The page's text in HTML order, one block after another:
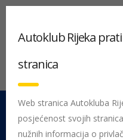
051 212 442 Centrala
Autoklub Rijeka
stranica
Web stranica Autokluba
posjećenost svojih
nužnih informacija o